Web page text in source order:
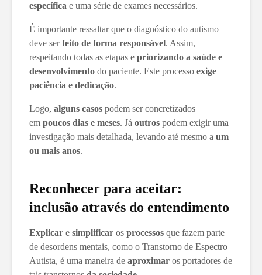
específica e uma série de exames necessários.
É importante ressaltar que o diagnóstico do autismo
deve serfeito de forma responsável. Assim,
respeitando todas as etapas e priorizando a saúde e
desenvolvimento do paciente. Este processo exige
paciência e dedicação.
Logo, alguns casos podem ser concretizados
em poucos dias e meses. Já outros podem exigir uma
investigação mais detalhada, levando até mesmo a um
ou mais anos.
Reconhecer para aceitar:
inclusão através do entendimento
Explicar e simplificar os processos que fazem parte
de desordens mentais, como o Transtorno de Espectro
Autista, é uma maneira de aproximar os portadores de